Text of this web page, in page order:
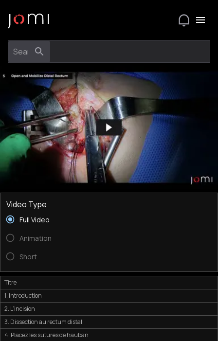
Video Type
Full Video
Animation
Short
Titre
1. Introduction
2. L’incision
3. Dissection au rectum distal
4. Placez les sutures de hauban